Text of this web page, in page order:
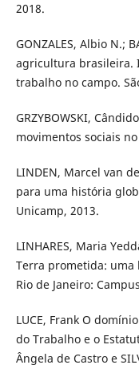
2018.
GONZALES, Albio N.;
agricultura brasileira.
trabalho no campo.
GRZYBOWSKI,
movimentos sociais
LINDEN, Marcel van
para uma história
Unicamp, 2013.
LINHARES, Maria
Terra prometida: uma
Rio de Janeiro:
LUCE, Frank O
do Trabalho e o
Ângela de Castro e